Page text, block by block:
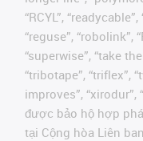
“RCYL”,
“reguse”, “robolink”,
“superwise”, “take
“tribotape”, “triflex”,
improves”, “xirodur”,
được bảo hộ hợp
tại Cộng hòa Liên